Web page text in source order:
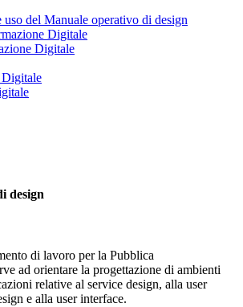
uso del Manuale operativo di design
Digitale
design
di lavoro per la Pubblica
ad orientare la progettazione di ambienti
relative al service design, alla user
e alla user interface.